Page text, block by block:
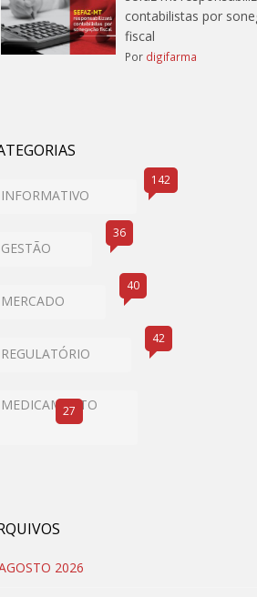
contabilistas por
fiscal
Por digifarma
INFORMATIVO
142
GESTÃO
36
MERCADO
40
REGULATÓRIO
42
MEDICAMENTO
27
2026